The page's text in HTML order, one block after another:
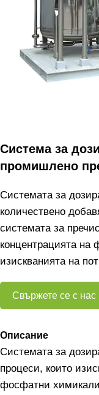
Система за
промишлено
Системата за
количествено
системата за
концентрацията на
изискванията на
Свържете се с нас
Описание
Системата за
процеси, които
фосфатни